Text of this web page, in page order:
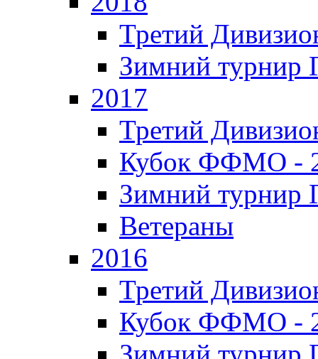
Третий
Зимний турнир
2017
Третий
Кубок ФФМО -
Зимний турнир
Ветераны
2016
Третий
Кубок ФФМО -